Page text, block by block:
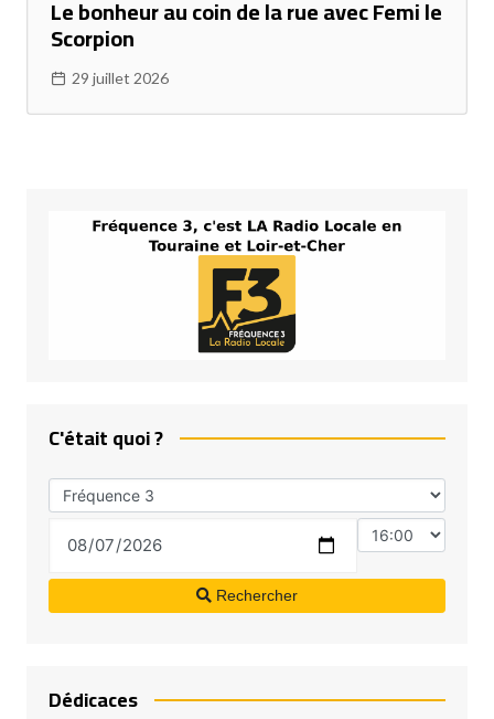
Le bonheur au coin de la rue avec Femi le
Scorpion
29 juillet 2026
C'était quoi ?
Rechercher
Dédicaces